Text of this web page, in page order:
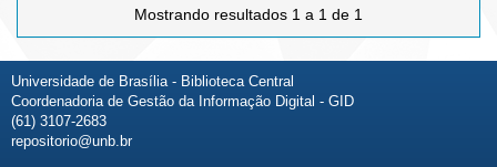
Mostrando resultados 1 a 1 de 1
Universidade de Brasília - Biblioteca Central
Coordenadoria de Gestão da Informação Digital - GID
(61) 3107-2683
repositorio@unb.br